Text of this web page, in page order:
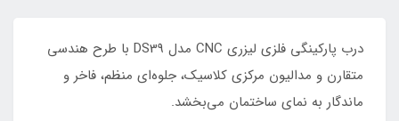
درب پارکینگی فلزی لیزری CNC مدل DS39 با طرح هندسی
متقارن و مدالیون مرکزی کلاسیک، جلوه‌ای منظم، فاخر و
ماندگار به نمای ساختمان می‌بخشد.